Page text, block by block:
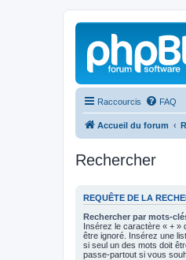
Raccourcis FAQ
Accueil du forum
Rechercher
REQUÊTE DE LA
Rechercher par mots-
Insérez le caractère « + »
être ignoré. Insérez une
si seul un des mots doit
passe-partout si vous